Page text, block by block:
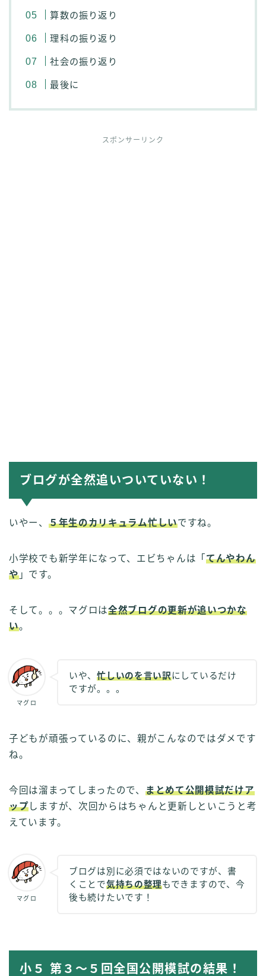
算数の振り返り
理科の振り返り
社会の振り返り
最後に
スポンサーリンク
ブログが全然追いついていない！
いやー、 ５年生のカリキュラム忙しいですね。
小学校でも新学年になって、エビちゃんは「 てんやわん
や」です。
そして。。。マグロは全然ブログの更新が追いつかな
い。
マグロ
いや、忙しいのを言い訳にしているだけ
ですが。。。
子どもが頑張っているのに、親がこんなのではダメです
ね。
今回は溜まってしまったので、 まとめて公開模試だけア
ップしますが、次回からはちゃんと更新しといこうと考
えています。
マグロ
ブログは別に必須ではないのですが、書
くことで気持ちの整理もできますので、今
後も続けたいです！
小５ 第３〜５回全国公開模試の結果！